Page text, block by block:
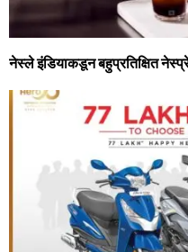
नेस्‍ले इंडियाकडून बहुप्रतिक्षित